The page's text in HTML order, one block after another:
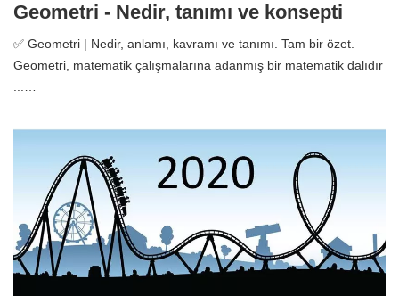
Geometri - Nedir, tanımı ve konsepti
✅ Geometri | Nedir, anlamı, kavramı ve tanımı. Tam bir özet.
Geometri, matematik çalışmalarına adanmış bir matematik dalıdır
...…